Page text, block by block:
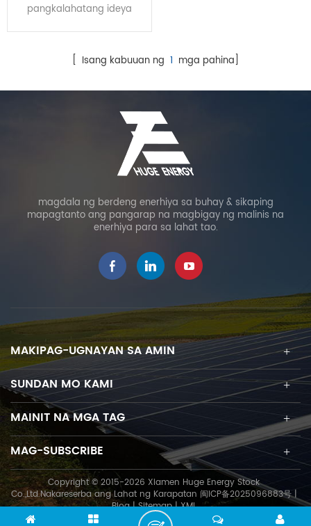
pangkalahatang ideya
2000mm mesh spacing:
70x150mm o 100x100mm
coating Kulay: Silver / Green
/ Puti / Kayumanggi o na-
customize parameter
napakalaking enerhiya
malaking enerhiya ay isang
tagagawa na
matagumpay na mga
solusyon sa pag-install ng
produkto sa mga customer.
Kami mahigpit na
sinusuportahan ang disenyo
at paggawa alinsunod sa
pamantayan sa
internasyonal . Kami
maaaring
magagarantiyahan ang
pagiging maaasahan ng
aming mga produkto. kahit
na sa ilalim ng matinding
kondisyon ng pag-install
tulad ng mabigat na niyebe,
mga bagyo at mabibigat
[ Isang kabuuan ng 1 mga pahina]
magdala ng berdeng enerhiya sa buhay & sikaping
mapagtanto ang pangarap na magbigay ng malinis na
enerhiya para sa lahat tao.
MAKIPAG-UGNAYAN SA AMIN
SUNDAN MO KAMI
MAINIT NA MGA TAG
MAG-SUBSCRIBE
Copyright © 2015-2026 Xiamen Huge Energy Stock
Co.,Ltd.Nakareserba ang Lahat ng Karapatan 闽ICP备2025096883号|
Blog|Sitemap|XML